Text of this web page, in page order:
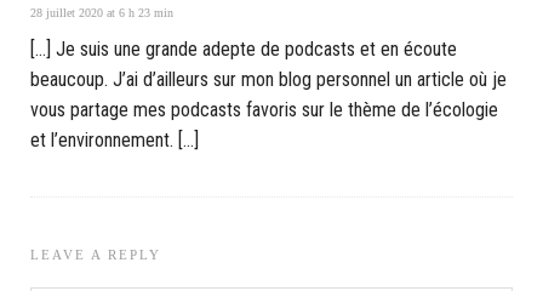
28 juillet 2020 at 6 h 23 min
[…] Je suis une grande adepte de podcasts et en écoute
beaucoup. J’ai d’ailleurs sur mon blog personnel un article où je
vous partage mes podcasts favoris sur le thème de l’écologie
et l’environnement. […]
LEAVE A REPLY